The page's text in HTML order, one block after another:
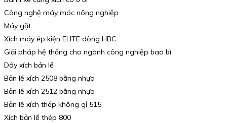
Công nghệ máy móc nông nghiệp
Máy gặt
Xích máy ép kiện ELITE dòng HBC
Giải pháp hệ thống cho ngành công nghiệp bao bì
Dây xích bản lề
Bản lề xích 2508 bằng nhựa
Bản lề xích 2512 bằng nhựa
Bản lề xích thép không gỉ 515
Xích bản lề thép 800